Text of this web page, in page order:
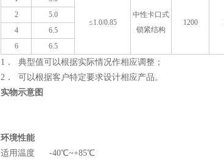
≤1.0/0.85
中性卡口式
锁紧结构
1200
2
5.0
4
6.5
6
6.5
1． 典型值可以根据实际情况作相应调整；
2． 可以根据客户特定要求设计相应产品。
实物示意图
环境性能
适用温度 -40℃~+85℃